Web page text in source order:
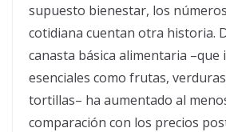
supuesto bienestar, los
cotidiana cuentan otra historia.
canasta básica alimentaria –que
esenciales como frutas,
tortillas– ha aumentado al
comparación con los precios